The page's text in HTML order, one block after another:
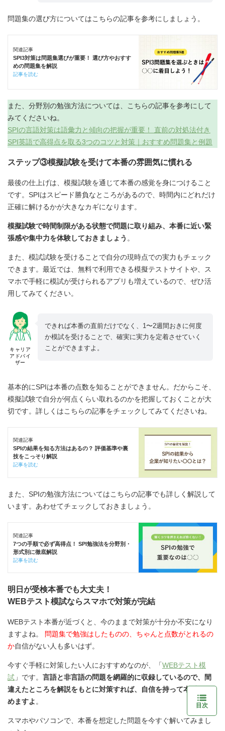
問題集の選び方についてはこちらの記事を参考にしましょう。
関連記事
SPI3対策は問題集選びが重要！ 選び方やおすす
めの問題集を解説
記事を読む
また、分野別の勉強方法については、こちらの記事を参考にして
みてくださいね。
SPIの言語対策は語彙力と傾向の把握が重要！ 直前の対処法付き
SPI英語で高得点を取る3つのコツと対策｜おすすめ問題集と例題
ステップ③模擬試験を受けて本番の雰囲気に慣れる
最後の仕上げは、模擬試験を通じて本番の感覚を身につけること
です。SPIはスピード勝負なところがあるので、時間内にどれだけ
正確に解けるかが大きなカギになります。
模擬試験で時間制限がある状態で問題に取り組み、本番に近い緊
張感や集中力を体験しておきましょう 。
また、模試試験を受けることで自分の現時点での実力もチェック
できます。最近では、無料で利用できる模擬テストサイトや、ス
マホで手軽に模試が受けられるアプリも増えているので、ぜひ活
用してみてください。
キャリア
アドバイ
ザー
できれば本番の直前だけでなく、1〜2週間おきに何度
か模試を受けることで、確実に実力を定着させていく
ことができますよ。
基本的にSPIは本番の点数を知ることができません。だからこそ、
模擬試験で自分が何点くらい取れるのかを把握しておくことが大
切です。詳しくはこちらの記事をチェックしてみてくださいね。
関連記事
SPIの結果を知る方法はあるの？ 評価基準や裏
技をこっそり解説
記事を読む
また、SPIの勉強方法についてはこちらの記事でも詳しく解説して
います。あわせてチェックしておきましょう。
関連記事
7つの手順で必ず高得点！ SPI勉強法を分野別・
形式別に徹底解説
記事を読む
明日が受検本番でも大丈夫！
WEBテスト模試ならスマホで対策が完結
WEBテスト本番が近づくと、今のままで対策が十分か不安になり
ますよね。
問題集で勉強はしたものの、ちゃんと点数がとれるの
か自信がない人も多いはず。
今すぐ手軽に対策したい人におすすめなのが、「WEBテスト模
試 」です。 言語と非言語の問題を網羅的に収録しているので、間
違えたところを解説をもとに対策すれば、自信を持って本番に臨
めますよ 。
スマホやパソコンで、本番を想定した問題を今すぐ解いてみまし
目次